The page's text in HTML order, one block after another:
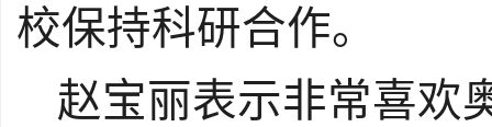
校保持科研合作。
赵宝丽表示非常喜欢